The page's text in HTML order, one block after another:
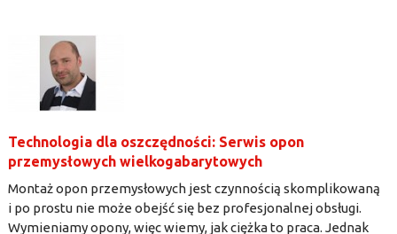
Technologia dla oszczędności: Serwis opon
przemysłowych wielkogabarytowych
Montaż opon przemysłowych jest czynnością skomplikowaną
i po prostu nie może obejść się bez profesjonalnej obsługi.
Wymieniamy opony, więc wiemy, jak ciężka to praca. Jednak